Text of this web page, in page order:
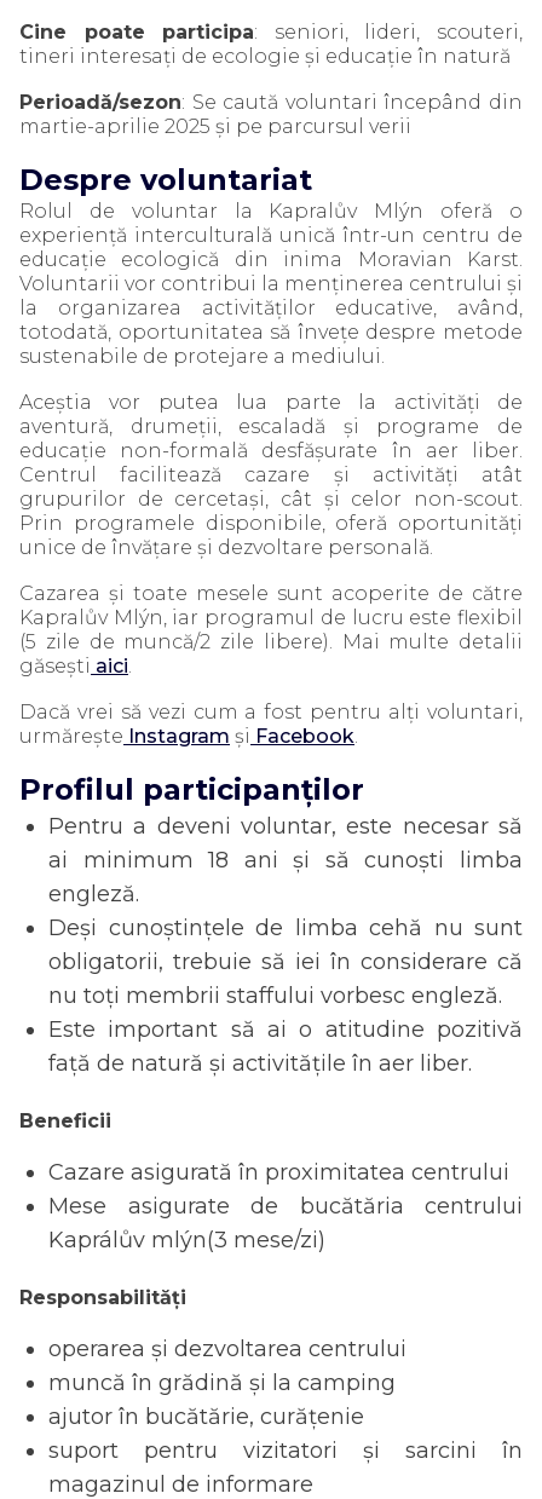
Cine poate participa: seniori, lideri, scouteri,
tineri interesați de ecologie și educație în natură
Perioadă/sezon: Se caută voluntari începând din
martie-aprilie 2025 și pe parcursul verii
Despre voluntariat
Rolul de voluntar la Kapralův Mlýn oferă o
experiență interculturală unică într-un centru de
educație ecologică din inima Moravian Karst.
Voluntarii vor contribui la menținerea centrului și
la organizarea activităților educative, având,
totodată, oportunitatea să învețe despre metode
sustenabile de protejare a mediului.
Aceștia vor putea lua parte la activități de
aventură, drumeții, escaladă și programe de
educație non-formală desfășurate în aer liber.
Centrul facilitează cazare și activități atât
grupurilor de cercetași, cât și celor non-scout.
Prin programele disponibile, oferă oportunități
unice de învățare și dezvoltare personală.
Cazarea și toate mesele sunt acoperite de către
Kapralův Mlýn, iar programul de lucru este flexibil
(5 zile de muncă/2 zile libere). Mai multe detalii
găsești aici
Dacă vrei să vezi cum a fost pentru alți voluntari,
urmărește Instagram și Facebook
Profilul participanților
Pentru a deveni voluntar, este necesar să
ai minimum 18 ani și să cunoști limba
engleză.
Deși cunoștințele de limba cehă nu sunt
obligatorii, trebuie să iei în considerare că
nu toți membrii staffului vorbesc engleză.
Este important să ai o atitudine pozitivă
față de natură și activitățile în aer liber.
Beneficii
Cazare asigurată în proximitatea centrului
Mese asigurate de bucătăria centrului
Kaprálův mlýn(3 mese/zi)
Responsabilități
operarea și dezvoltarea centrului
muncă în grădină și la camping
ajutor în bucătărie, curățenie
suport pentru vizitatori și sarcini în
magazinul de informare